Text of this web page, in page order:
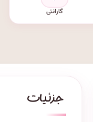
گارانتی